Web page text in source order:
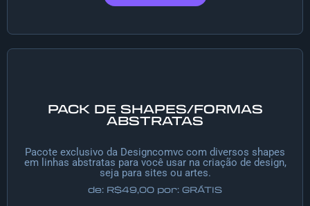
PACK DE SHAPES/FORMAS
ABSTRATAS
Pacote exclusivo da Designcomvc com diversos shapes
em linhas abstratas para você usar na criação de design,
seja para sites ou artes.
de: R$49,00 por: GRÁTIS